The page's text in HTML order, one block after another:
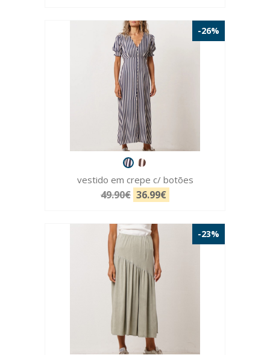
-26%
vestido em crepe c/ botões
49.90€ 36.99€
-23%